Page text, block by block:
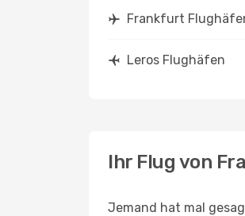
Frankfurt
Leros Flughäfen
Ihr Flug von
Jemand hat mal